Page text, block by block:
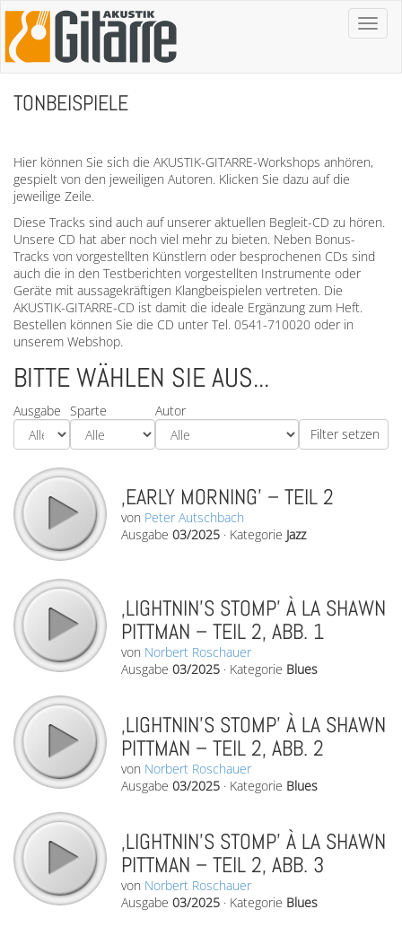
Toggle
TONBEISPIELE
Hier können Sie sich die AKUSTIK-GITARRE-Workshops anhören,
gespielt von den jeweiligen Autoren. Klicken Sie dazu auf die
jeweilige Zeile.
Diese Tracks sind auch auf unserer aktuellen Begleit-CD zu hören.
Unsere CD hat aber noch viel mehr zu bieten. Neben Bonus-
Tracks von vorgestellten Künstlern oder besprochenen CDs sind
auch die in den Testberichten vorgestellten Instrumente oder
Geräte mit aussagekräftigen Klangbeispielen vertreten. Die
AKUSTIK-GITARRE-CD ist damit die ideale Ergänzung zum Heft.
Bestellen können Sie die CD unter Tel. 0541-710020 oder in
unserem Webshop.
BITTE WÄHLEN SIE AUS...
Ausgabe Sparte Autor
‚EARLY MORNING’ – TEIL 2
von Peter Autschbach
Ausgabe 03/2025 · Kategorie Jazz
‚LIGHTNIN’S STOMP’ À LA SHAWN
PITTMAN – TEIL 2, ABB. 1
von Norbert Roschauer
Ausgabe 03/2025 · Kategorie Blues
‚LIGHTNIN’S STOMP’ À LA SHAWN
PITTMAN – TEIL 2, ABB. 2
von Norbert Roschauer
Ausgabe 03/2025 · Kategorie Blues
‚LIGHTNIN’S STOMP’ À LA SHAWN
PITTMAN – TEIL 2, ABB. 3
von Norbert Roschauer
Ausgabe 03/2025 · Kategorie Blues